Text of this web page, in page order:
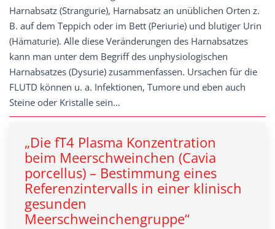
Harnabsatz (Strangurie), Harnabsatz an unüblichen Orten z.
B. auf dem Teppich oder im Bett (Periurie) und blutiger Urin
(Hämaturie). Alle diese Veränderungen des Harnabsatzes
kann man unter dem Begriff des unphysiologischen
Harnabsatzes (Dysurie) zusammenfassen. Ursachen für die
FLUTD können u. a. Infektionen, Tumore und eben auch
Steine oder Kristalle sein…
„Die fT4 Plasma Konzentration
beim Meerschweinchen (Cavia
porcellus) – Bestimmung eines
Referenzintervalls in einer klinisch
gesunden
Meerschweinchengruppe“